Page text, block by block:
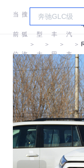
当
前
位
置:
搜
狐
汽
车
＞
车
型
大
全
＞
丰
田
＞
一
汽
丰
田
＞